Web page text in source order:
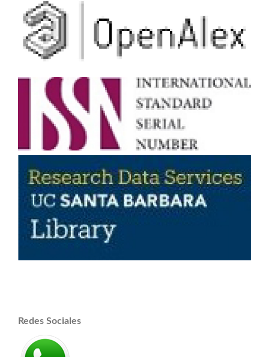
Redes Sociales